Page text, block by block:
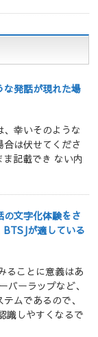
な発話が現れた場
幸いそのような
は伏せてくださ
記載でき ない内
文字化体験をさ
が適している
ることに意義はあ
バーラップなど、
ムであるので、
識しやすくなるで